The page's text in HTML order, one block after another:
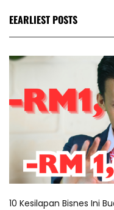
EEARLIEST POSTS
10 Kesilapan Bisnes Ini